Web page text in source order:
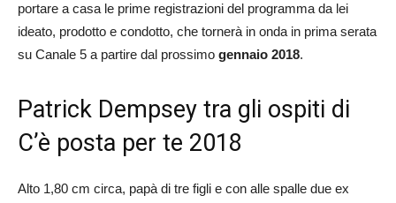
portare a casa le prime registrazioni del programma da lei
ideato, prodotto e condotto, che tornerà in onda in prima serata
su Canale 5 a partire dal prossimo gennaio 2018.
Patrick Dempsey tra gli ospiti di
C’è posta per te 2018
Alto 1,80 cm circa, papà di tre figli e con alle spalle due ex